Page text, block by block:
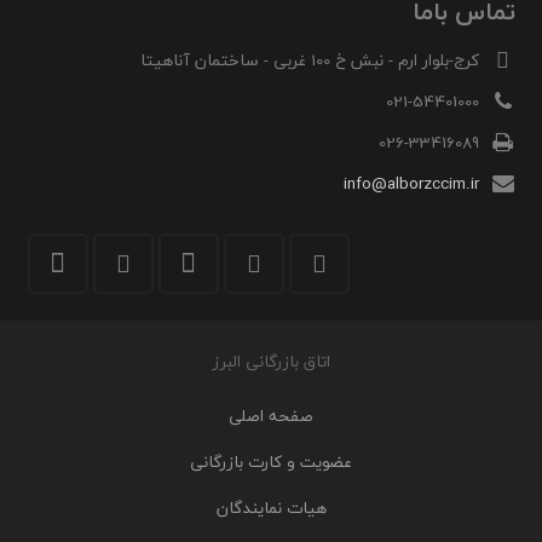
تماس باما
کرج-بلوار ارم - نبش خ 100 غربی - ساختمان آناهیتا
021-54401000
026-33416089
info@alborzccim.ir
اتاق بازرگانی البرز
صفحه اصلی
عضویت و کارت بازرگانی
هیات نمایندگان